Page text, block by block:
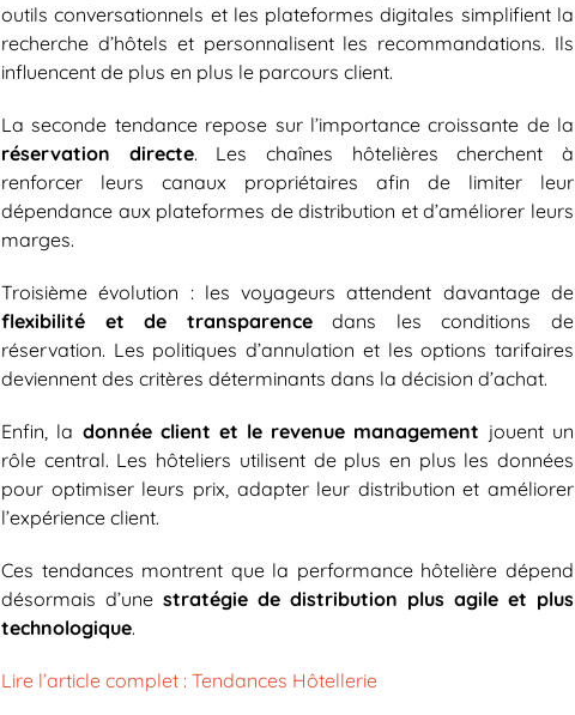
outils conversationnels et les plateformes digitales simplifient la
recherche d’hôtels et personnalisent les recommandations. Ils
influencent de plus en plus le parcours client.
La seconde tendance repose sur l’importance croissante de la
réservation directe. Les chaînes hôtelières cherchent à
renforcer leurs canaux propriétaires afin de limiter leur
dépendance aux plateformes de distribution et d’améliorer leurs
marges.
Troisième évolution : les voyageurs attendent davantage de
flexibilité et de transparencedans les conditions de
réservation. Les politiques d’annulation et les options tarifaires
deviennent des critères déterminants dans la décision d’achat.
Enfin, la donnée client et le revenue management jouent un
rôle central. Les hôteliers utilisent de plus en plus les données
pour optimiser leurs prix, adapter leur distribution et améliorer
l’expérience client.
Ces tendances montrent que la performance hôtelière dépend
désormais d’unestratégie de distribution plus agile et plus
technologique.
Lire l’article complet : Tendances Hôtellerie